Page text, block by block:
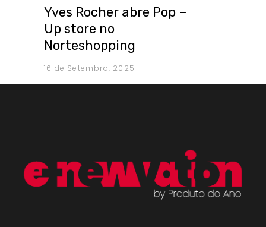
Yves Rocher abre Pop –
Up store no
Norteshopping
16 de Setembro, 2025